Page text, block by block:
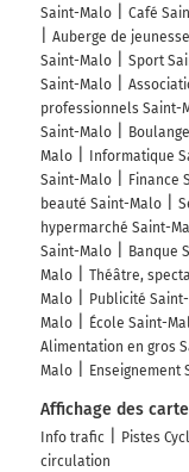
Saint-Malo
Café
Auberge de
Saint-Malo
Sport
Saint-Malo
professionnels Saint-
Saint-Malo
Malo
Informatique
Saint-Malo
Finance
beauté Saint-Malo
hypermarché Saint-
Saint-Malo
Banque
Malo
Théâtre,
Malo
Publicité
Malo
École Saint-
Alimentation en gros
Malo
Enseignement
Affichage des
Info trafic Pistes
circulation